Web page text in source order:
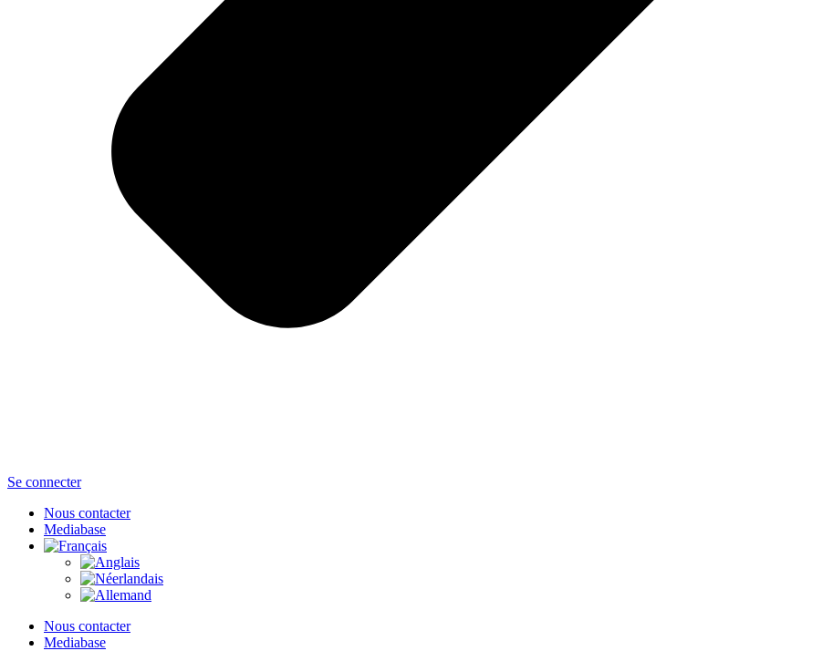
Se connecter
Nous contacter
Mediabase
Nous contacter
Mediabase